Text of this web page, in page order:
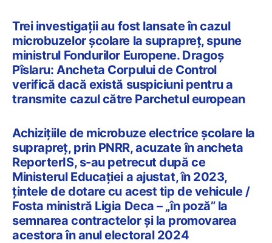
Trei investigații au fost lansate în cazul
microbuzelor școlare la suprapreț, spune
ministrul Fondurilor Europene. Dragoș
Pîslaru: Ancheta Corpului de Control
verifică dacă există suspiciuni pentru a
transmite cazul către Parchetul european
Achizițiile de microbuze electrice școlare la
suprapreț, prin PNRR, acuzate în ancheta
ReporterIS, s-au petrecut după ce
Ministerul Educației a ajustat, în 2023,
țintele de dotare cu acest tip de vehicule /
Fosta ministră Ligia Deca – „în poză” la
semnarea contractelor și la promovarea
acestora în anul electoral 2024